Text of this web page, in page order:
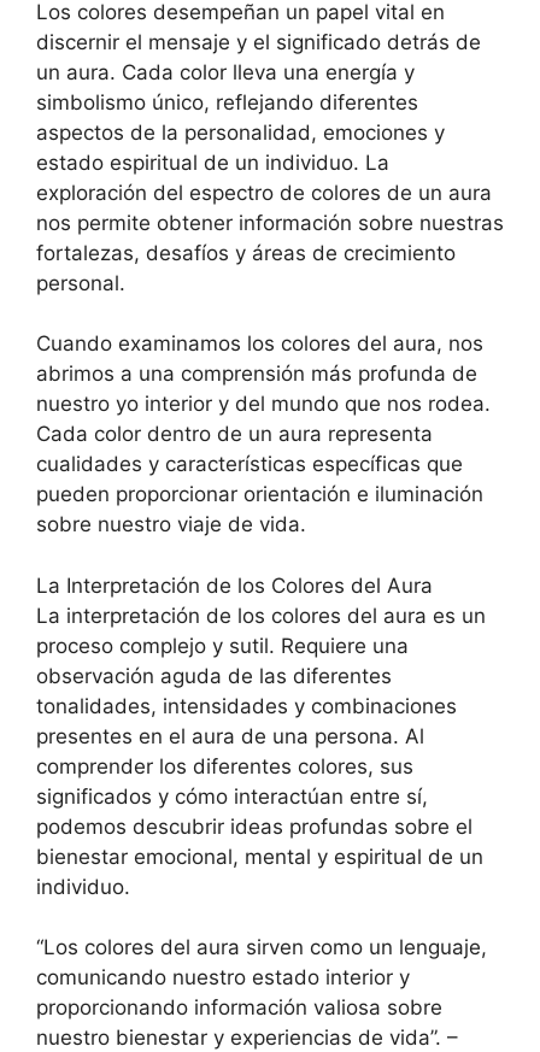
Los colores desempeñan un papel vital en
discernir el mensaje y el significado detrás de
un aura. Cada color lleva una energía y
simbolismo único, reflejando diferentes
aspectos de la personalidad, emociones y
estado espiritual de un individuo. La
exploración del espectro de colores de un aura
nos permite obtener información sobre nuestras
fortalezas, desafíos y áreas de crecimiento
personal.
Cuando examinamos los colores del aura, nos
abrimos a una comprensión más profunda de
nuestro yo interior y del mundo que nos rodea.
Cada color dentro de un aura representa
cualidades y características específicas que
pueden proporcionar orientación e iluminación
sobre nuestro viaje de vida.
La Interpretación de los Colores del Aura
La interpretación de los colores del aura es un
proceso complejo y sutil. Requiere una
observación aguda de las diferentes
tonalidades, intensidades y combinaciones
presentes en el aura de una persona. Al
comprender los diferentes colores, sus
significados y cómo interactúan entre sí,
podemos descubrir ideas profundas sobre el
bienestar emocional, mental y espiritual de un
individuo.
“Los colores del aura sirven como un lenguaje,
comunicando nuestro estado interior y
proporcionando información valiosa sobre
nuestro bienestar y experiencias de vida”. –